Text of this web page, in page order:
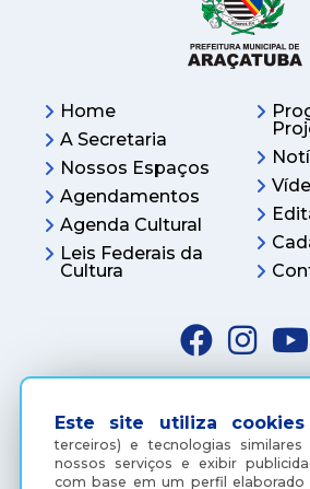
Este site utiliza cookies
terceiros) e tecnologias
nossos serviços e exibir
com base em um perfil elaborado
Home
A Secretaria
Nossos Espaços
Agendamentos
Agenda Cultural
Leis Federais da
Cultura
Facebook